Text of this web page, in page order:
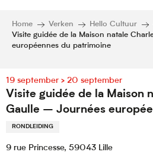
Home Verken Hello Cultuur
Visite guidée de la Maison natale
européennes du patrimoine
19 september > 20 september
Visite guidée de la Maison
Gaulle – Journées
RONDLEIDING
9 rue Princesse, 59043 Lille